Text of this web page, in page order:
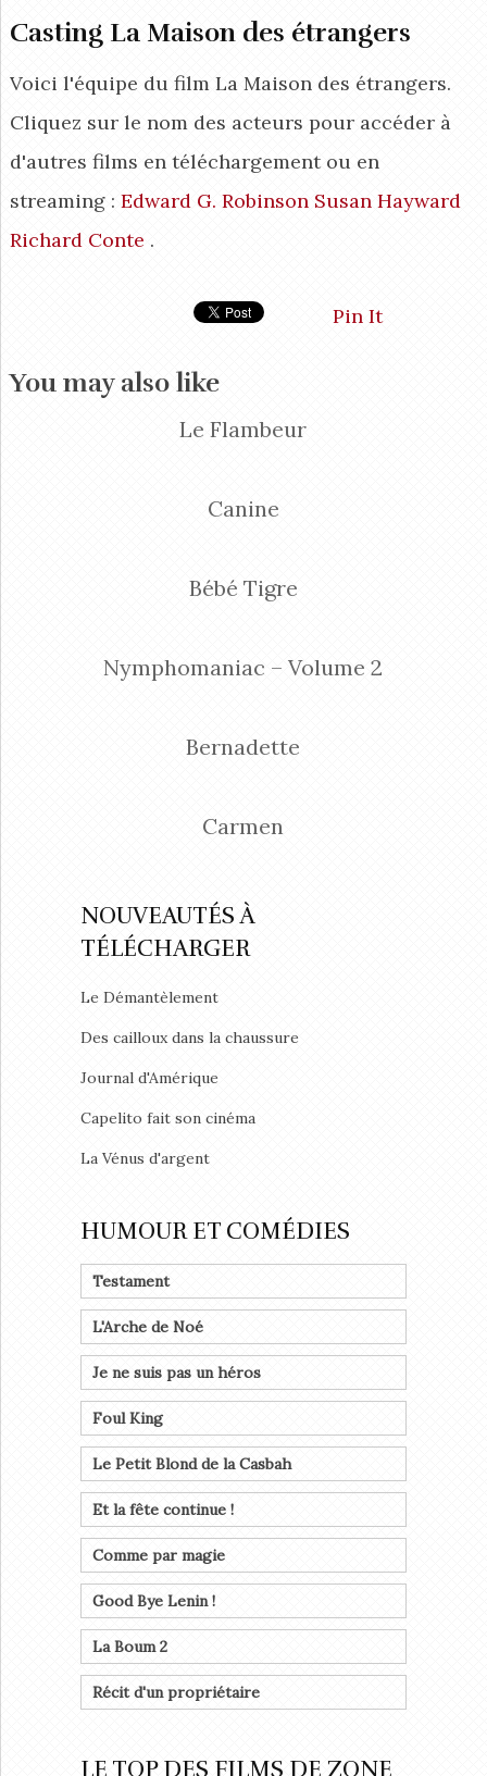
Casting La Maison des étrangers
Voici l'équipe du film La Maison des étrangers.
Cliquez sur le nom des acteurs pour accéder à
d'autres films en téléchargement ou en
streaming : Edward G. Robinson Susan Hayward
Richard Conte .
Pin It
You may also like
Le Flambeur
Canine
Bébé Tigre
Nymphomaniac – Volume 2
Bernadette
Carmen
NOUVEAUTÉS À
TÉLÉCHARGER
Le Démantèlement
Des cailloux dans la chaussure
Journal d'Amérique
Capelito fait son cinéma
La Vénus d'argent
HUMOUR ET COMÉDIES
Testament
L'Arche de Noé
Je ne suis pas un héros
Foul King
Le Petit Blond de la Casbah
Et la fête continue !
Comme par magie
Good Bye Lenin !
La Boum 2
Récit d'un propriétaire
LE TOP DES FILMS DE ZONE